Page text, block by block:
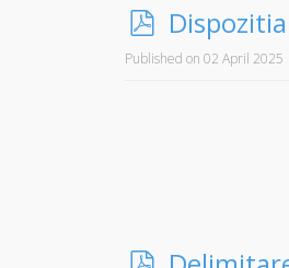
p
d
Published on 02 April 2025